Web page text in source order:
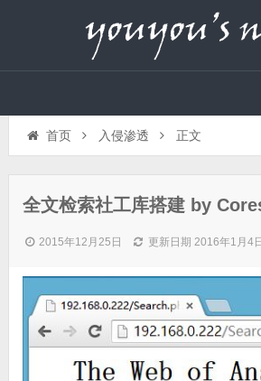
首页 入侵渗透 正文
全文检索社工库搭建 by
2015年12月25日 更新日期 2016年1月4日